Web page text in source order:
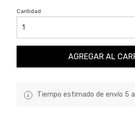
Cantidad
AGREGAR AL
Tiempo estimado de envío 5